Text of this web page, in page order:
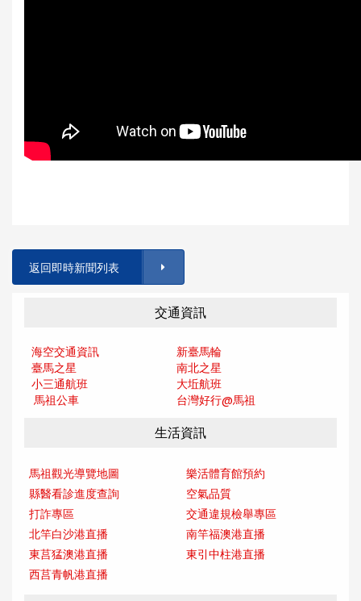
返回即時新聞列表
交通資訊
海空交通資訊
新臺馬輪
臺馬之星
南北之星
小三通航班
大坵航班
馬祖公車
台灣好行@馬祖
生活資訊
馬祖觀光導覽地圖
樂活體育館預約
縣醫看診進度查詢
空氣品質
打詐專區
交通違規檢舉專區
北竿白沙港直播
南竿福澳港直播
東莒猛澳港直播
東引中柱港直播
西莒青帆港直播